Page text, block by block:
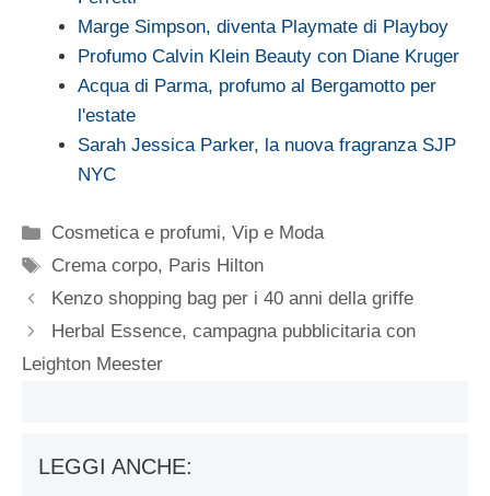
Marge Simpson, diventa Playmate di Playboy
Profumo Calvin Klein Beauty con Diane Kruger
Acqua di Parma, profumo al Bergamotto per
l'estate
Sarah Jessica Parker, la nuova fragranza SJP
NYC
Categorie
Cosmetica e profumi,Vip e Moda
Tag
Crema corpo, Paris Hilton
Kenzo shopping bag per i 40 anni della griffe
Herbal Essence, campagna pubblicitaria con
Leighton Meester
LEGGI ANCHE: